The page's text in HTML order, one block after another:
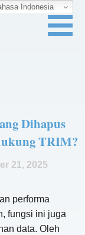
Dihapus
TRIM?
21, 2025
performa
fungsi ini juga
data. Oleh
Indonesia